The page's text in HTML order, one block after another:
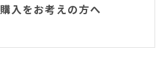
購入をお考えの方へ